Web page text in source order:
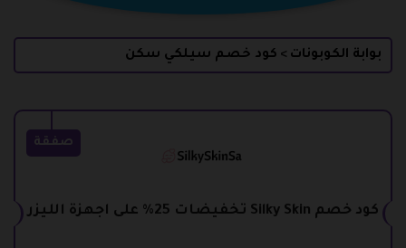
بوابة الكوبونات > كود خصم سيلكي سكن
صفقة
كود خصم Silky Skin تخفيضات 25% على اجهزة الليزر